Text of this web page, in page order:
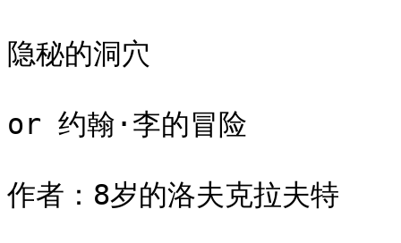
隐秘的洞穴
or 约翰·李的冒险
作者：8岁的洛夫克拉夫特